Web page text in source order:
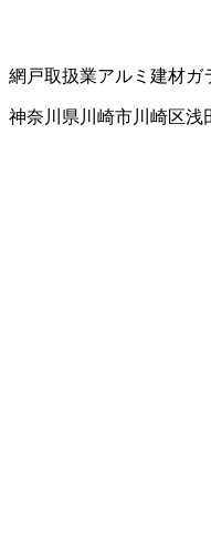
網戸取扱業アルミ建材ガ
神奈川県川崎市川崎区浅